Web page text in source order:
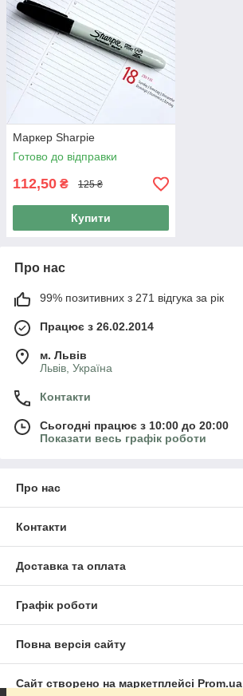
Маркер Sharpie
Готово до відправки
112,50 ₴ 125 ₴
Купити
Про нас
99% позитивних з 271 відгука за рік
Працює з 26.02.2014
м. Львів
Львів, Україна
Контакти
Сьогодні працює з 10:00 до 20:00
Показати весь графік роботи
Про нас
Контакти
Доставка та оплата
Графік роботи
Повна версія сайту
Сайт створено на маркетплейсі Prom.ua